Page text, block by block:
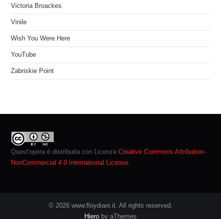
Victoria Broackes
Vinile
Wish You Were Here
YouTube
Zabriskie Point
Quest'opera è distribuita con LicenzaCreative Commons Attribution-
NonCommercial 4.0 International License.
© 2026 www.floydiani.it. All rights reserved.
Hiero by aThemes